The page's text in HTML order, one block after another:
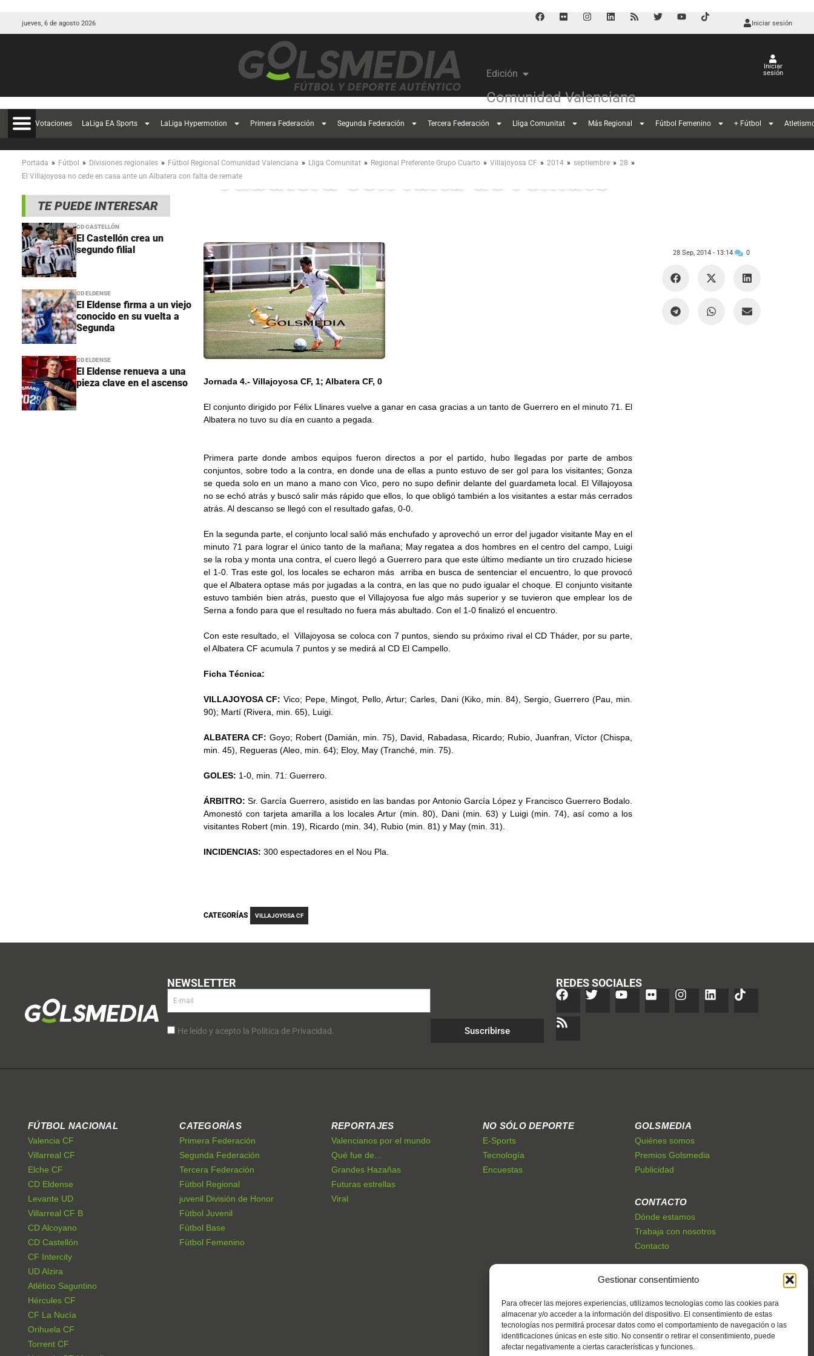
Gestionar consentimiento
Para ofrecer las mejores experiencias, utilizamos tecnologías como las cookies para
almacenar y/o acceder a la información del dispositivo. El consentimiento de estas
tecnologías nos permitirá procesar datos como el comportamiento de navegación o las
identificaciones únicas en este sitio. No consentir o retirar el consentimiento, puede
afectar negativamente a ciertas características y funciones.
jueves, 6 de agosto 2026 Iniciar sesión
Edición
Comunidad Valenciana
Iniciar
sesión
Votaciones LaLiga EA Sports LaLiga Hypermotion Primera Federación Segunda Federación Tercera Federación Lliga Comunitat Más Regional Fútbol Femenino + Fútbol
Portada » Fútbol » Divisiones regionales » Fútbol Regional Comunidad Valenciana » Lliga Comunitat » Regional Preferente Grupo Cuarto » Villajoyosa CF » 2014 » septiembre » 28 »
El Villajoyosa no cede en casa ante un Albatera con falta de remate
TE PUEDE INTERESAR
CD CASTELLÓN
El Castellón crea un
segundo filial
CD ELDENSE
El Eldense firma a un viejo
conocido en su vuelta a
Segunda
CD ELDENSE
El Eldense renueva a una
pieza clave en el ascenso
El Villajoyosa no cede en casa ante un
Albatera con falta de remate
Jornada 4.- Villajoyosa CF, 1; Albatera CF, 0
El conjunto dirigido por Félix Llinares vuelve a ganar en casa gracias a un tanto de Guerrero en el minuto 71. El
Albatera no tuvo su día en cuanto a pegada.
Primera parte donde ambos equipos fueron directos a por el partido, hubo llegadas por parte de ambos
conjuntos, sobre todo a la contra, en donde una de ellas a punto estuvo de ser gol para los visitantes; Gonza
se queda solo en un mano a mano con Vico, pero no supo definir delante del guardameta local. El Villajoyosa
no se echó atrás y buscó salir más rápido que ellos, lo que obligó también a los visitantes a estar más cerrados
atrás. Al descanso se llegó con el resultado gafas, 0-0.
En la segunda parte, el conjunto local salió más enchufado y aprovechó un error del jugador visitante May en el
minuto 71 para lograr el único tanto de la mañana; May regatea a dos hombres en el centro del campo, Luigi
se la roba y monta una contra, el cuero llegó a Guerrero para que este último mediante un tiro cruzado hiciese
el 1-0. Tras este gol, los locales se echaron más arriba en busca de sentenciar el encuentro, lo que provocó
que el Albatera optase más por jugadas a la contra, en las que no pudo igualar el choque. El conjunto visitante
estuvo también bien atrás, puesto que el Villajoyosa fue algo más superior y se tuvieron que emplear los de
Serna a fondo para que el resultado no fuera más abultado. Con el 1-0 finalizó el encuentro.
Con este resultado, el Villajoyosa se coloca con 7 puntos, siendo su próximo rival el CD Tháder, por su parte,
el Albatera CF acumula 7 puntos y se medirá al CD El Campello.
Ficha Técnica:
VILLAJOYOSA CF:Vico; Pepe, Mingot, Pello, Artur; Carles, Dani (Kiko, min. 84), Sergio, Guerrero (Pau, min.
90); Martí (Rivera, min. 65), Luigi.
ALBATERA CF: Goyo; Robert (Damián, min. 75), David, Rabadasa, Ricardo; Rubio, Juanfran, Víctor (Chispa,
min. 45), Regueras (Aleo, min. 64); Eloy, May (Tranché, min. 75).
GOLES: 1-0, min. 71: Guerrero.
ÁRBITRO:Sr. García Guerrero, asistido en las bandas por Antonio García López y Francisco Guerrero Bodalo.
Amonestó con tarjeta amarilla a los locales Artur (min. 80), Dani (min. 63) y Luigi (min. 74), así como a los
visitantes Robert (min. 19), Ricardo (min. 34), Rubio (min. 81) y May (min. 31).
INCIDENCIAS: 300 espectadores en el Nou Pla.
28 Sep, 2014 - 13:14 0
CATEGORÍAS VILLAJOYOSA CF
NEWSLETTER
He leído y acepto la Política de Privacidad. Suscribirse
REDES SOCIALES
FÚTBOL NACIONAL
Valencia CF
Villarreal CF
Elche CF
CD Eldense
Levante UD
Villarreal CF B
CD Alcoyano
CD Castellón
CF Intercity
UD Alzira
Atlético Saguntino
Hércules CF
CF La Nucía
Orihuela CF
Torrent CF
CATEGORÍAS
Primera Federación
Segunda Federación
Tercera Federación
Fútbol Regional
juvenil División de Honor
Fútbol Juvenil
Fútbol Base
Fútbol Femenino
REPORTAJES
Valencianos por el mundo
Qué fue de...
Grandes Hazañas
Futuras estrellas
Viral
NO SÓLO DEPORTE
E-Sports
Tecnología
Encuestas
GOLSMEDIA
Quiénes somos
Premios Golsmedia
Publicidad
CONTACTO
Dónde estamos
Trabaja con nosotros
Contacto